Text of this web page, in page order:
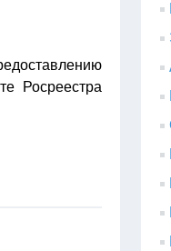
Росреестра